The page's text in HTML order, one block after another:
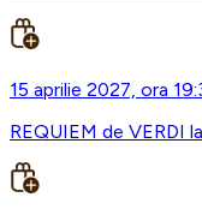
15 aprilie 2027, ora
REQUIEM de VERDI